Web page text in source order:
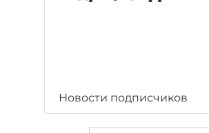
Новости подписчиков